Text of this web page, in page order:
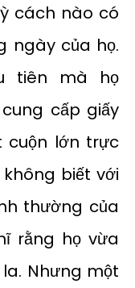
cách nào có
ngày của họ.
tiên mà họ
cấp giấy
cuộn lớn trực
biết với
thường của
rằng họ vừa
Nhưng một